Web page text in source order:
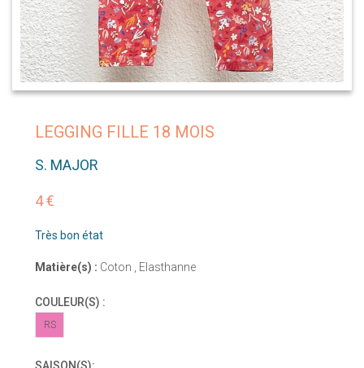
LEGGING FILLE 18 MOIS
S. MAJOR
4 €
Très bon état
Matière(s) : Coton , Elasthanne
COULEUR(S) :
RS